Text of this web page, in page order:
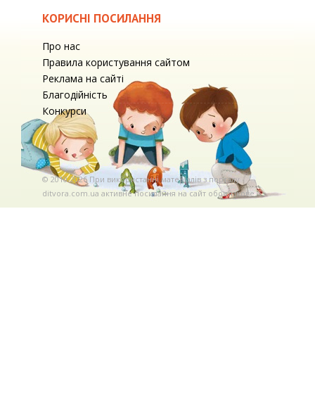
КОРИСНІ ПОСИЛАННЯ
Про нас
Правила користування сайтом
Реклама на сайті
Благодійність
Конкурси
© 2010-2026 При використаннi матерiалiв з порталу
ditvora.com.ua активне посилання на сайт обов'язкове. .